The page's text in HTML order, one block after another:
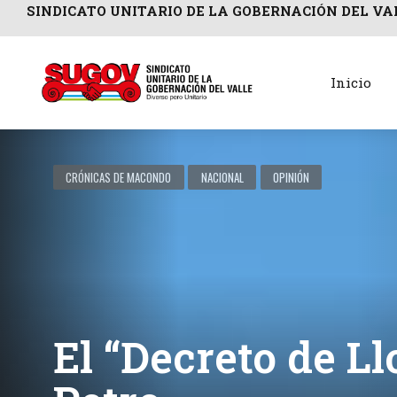
SINDICATO UNITARIO DE LA GOBERNACIÓN DEL
Inicio
CRÓNICAS DE MACONDO NACIONAL OPINIÓN
El “Decreto de